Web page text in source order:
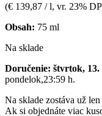
(€ 139,87 / l, vr. 23%
Obsah: 75 ml
Na sklade
Doručenie: štvrtok, 13.
pondelok,23:59 h.
Na sklade zostáva už
Ak si objednáte viac